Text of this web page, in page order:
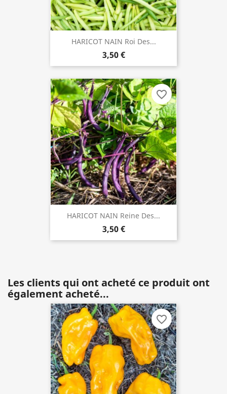
HARICOT NAIN Roi Des...
3,50 €
HARICOT NAIN Reine Des...
3,50 €
favorite_border
Les clients qui ont acheté ce produit ont
également acheté...
favorite_border